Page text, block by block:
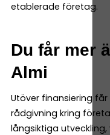
etablerade företag.
Du får mer
Almi
Utöver finansiering
rådgivning kring
långsiktiga